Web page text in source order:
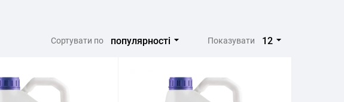
Cортувати по популярності Показувати 12